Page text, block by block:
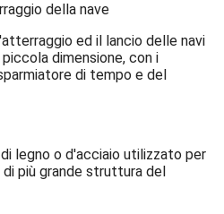
della nave
ed il lancio delle navi
dimensione, con i
di tempo e del
legno o d'acciaio utilizzato per
più grande struttura del